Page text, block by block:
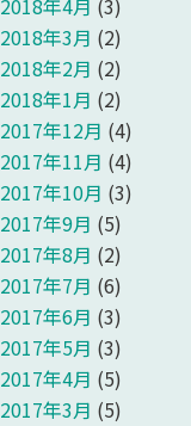
2018年3月 (2)
2018年2月 (2)
2018年1月 (2)
2017年12月 (4)
2017年11月 (4)
2017年10月 (3)
2017年9月 (5)
2017年8月 (2)
2017年7月 (6)
2017年6月 (3)
2017年5月 (3)
2017年4月 (5)
2017年3月 (5)